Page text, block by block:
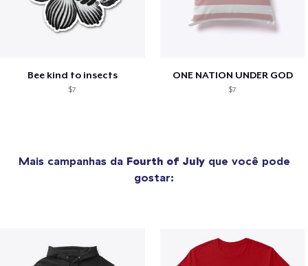
Bee kind to insects
$7
ONE NATION UNDER GOD
$7
Mais campanhas da Fourth of Julyque você pode
gostar: